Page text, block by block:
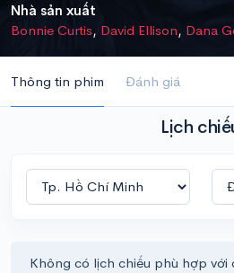
Nhà sản xuất
Bonnie Curtis, David Ellison, Dana
Thông tin phim Đánh giá
Lịch
Không có lịch chiếu phù hợp với